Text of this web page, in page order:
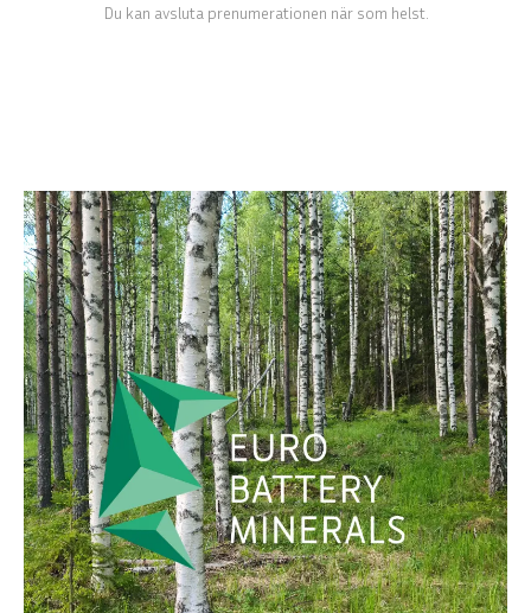
Du kan avsluta prenumerationen när som helst.